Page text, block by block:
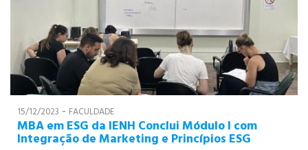
15/12/2023 - FACULDADE
MBA em ESG da IENH Conclui Módulo I com
Integração de Marketing e Princípios ESG